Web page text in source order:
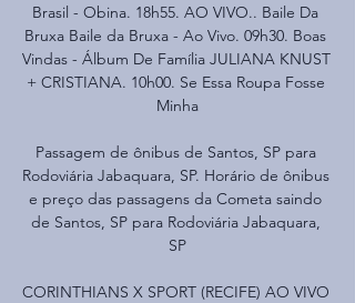
Brasil - Obina. 18h55. AO VIVO.. Baile Da
Bruxa Baile da Bruxa - Ao Vivo. 09h30. Boas
Vindas - Álbum De Família JULIANA KNUST
+ CRISTIANA. 10h00. Se Essa Roupa Fosse
Minha
Passagem de ônibus de Santos, SP para
Rodoviária Jabaquara, SP. Horário de ônibus
e preço das passagens da Cometa saindo
de Santos, SP para Rodoviária Jabaquara,
SP
CORINTHIANS X SPORT (RECIFE) AO VIVO